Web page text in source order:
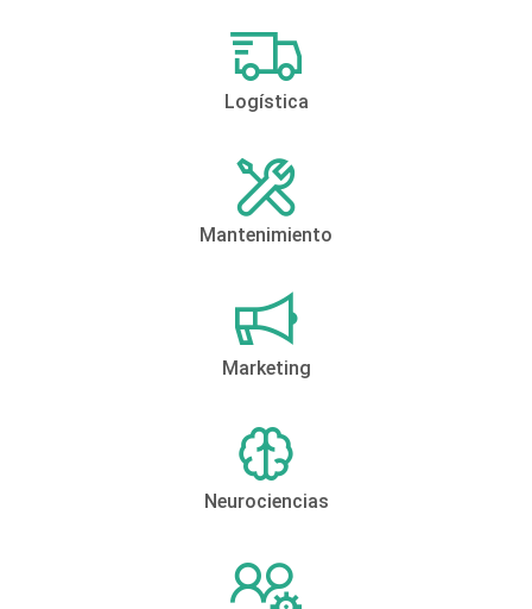
Logística
Mantenimiento
Marketing
Neurociencias